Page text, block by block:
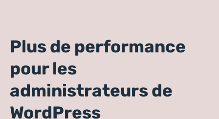
Plus de performance
pour les
administrateurs de
WordPress